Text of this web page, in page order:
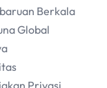
Berkala
Global
Privasi